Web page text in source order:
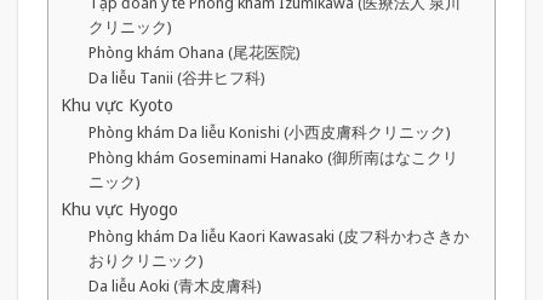
クリニック)
Phòng khám Ohana (尾花医院)
Da liễu Tanii (谷井ヒフ科)
Khu vực Kyoto
Phòng khám Da liễu Konishi (小西皮膚科クリニック)
Phòng khám Goseminami Hanako (御所南はなこクリ
ニック)
Khu vực Hyogo
Phòng khám Da liễu Kaori Kawasaki (皮フ科かわさきか
おりクリニック)
Da liễu Aoki (青木皮膚科)